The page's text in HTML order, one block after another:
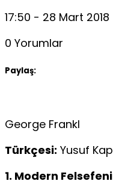
17:50 - 28 Mart 2018
0 Yorumlar
Paylaş:
George Frankl
Türkçesi: Yusuf
1. Modern